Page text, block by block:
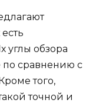
углы обзора
по сравнению с
того,
точной и